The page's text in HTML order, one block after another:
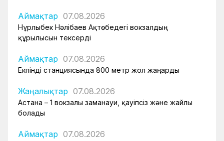
Аймақтар 07.08.2026
Нұрлыбек Нәлібаев Ақтөбедегі вокзалдың
құрылысын тексерді
Аймақтар 07.08.2026
Екпінді станциясында 800 метр жол жаңарды
Жаңалықтар 07.08.2026
Астана – 1 вокзалы заманауи, қауіпсіз және жайлы
болады
Аймақтар 07.08.2026